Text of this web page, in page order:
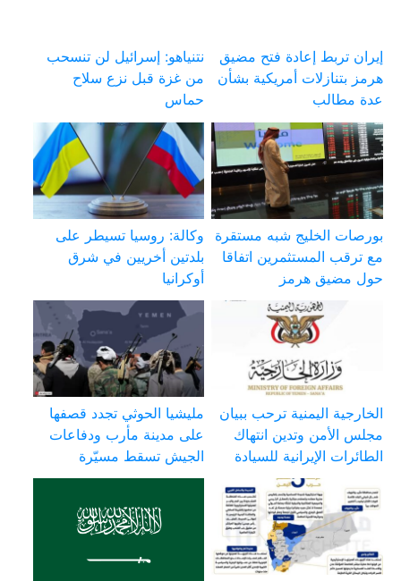
إيران تربط إعادة فتح مضيق
هرمز بتنازلات أمريكية بشأن
عدة مطالب
نتنياهو: إسرائيل لن تنسحب
من غزة قبل نزع سلاح
حماس
بورصات الخليج شبه مستقرة
مع ترقب المستثمرين اتفاقا
حول مضيق هرمز
وكالة: روسيا تسيطر على
بلدتين أخريين في شرق
أوكرانيا
الخارجية اليمنية ترحب ببيان
مجلس الأمن وتدين انتهاك
الطائرات الإيرانية للسيادة
مليشيا الحوثي تجدد قصفها
على مدينة مأرب ودفاعات
الجيش تسقط مسيّرة